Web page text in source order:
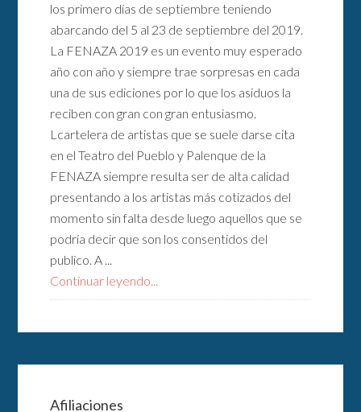
los primero días de septiembre teniendo
abarcando del 5 al 23 de septiembre del 2019.
La FENAZA 2019 es un evento muy esperado
año con año y siempre trae sorpresas en cada
una de sus ediciones por lo que los asiduos la
reciben con gran con gran entusiasmo.
Lcartelera de artistas que se suele darse cita
en el Teatro del Pueblo y Palenque de la
FENAZA siempre resulta ser de alta calidad
presentando a los artistas más cotizados del
momento sin falta desde luego aquellos que se
podría decir que son los consentidos del
publico. A ...
Continuar leyendo...
Afiliaciones